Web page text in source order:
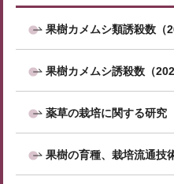
果樹カメムシ類誘殺数（
果樹カメムシ誘殺数（
薬草の栽培に関する研究
果樹の育種、栽培流通技